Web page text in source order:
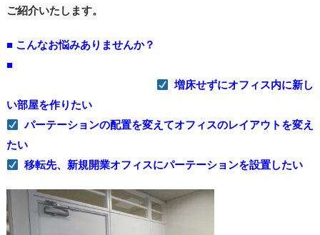
ご紹介いたします。
■ こんなお悩みありませんか？
■
増床せずにオフィス内に新し
い部屋を作りたい
パーテーションの配置を変えてオフィスのレイアウトを変え
たい
移転先、新規開業オフィスにパーテーションを設置したい